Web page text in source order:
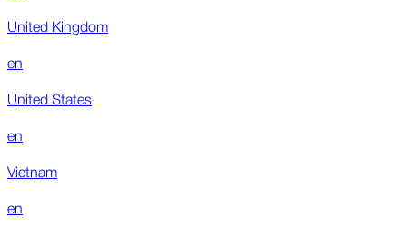
United Kingdom
en
United States
en
Vietnam
en